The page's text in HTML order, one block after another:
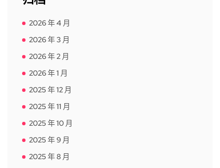
2026 年 4 月
2026 年 3 月
2026 年 2 月
2026 年 1 月
2025 年 12 月
2025 年 11 月
2025 年 10 月
2025 年 9 月
2025 年 8 月